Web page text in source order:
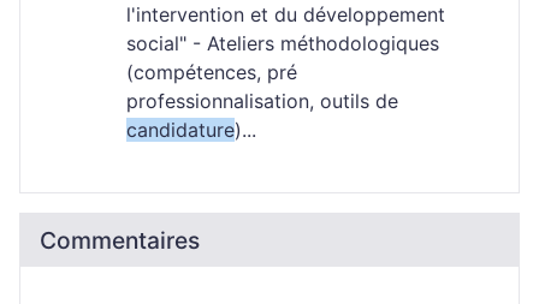
l'intervention et du développement
social" - Ateliers méthodologiques
(compétences, pré
professionnalisation, outils de
candidature)...
Commentaires